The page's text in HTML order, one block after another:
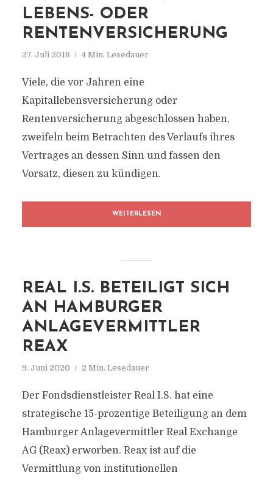
LEBENS- ODER
RENTENVERSICHERUNG
27. Juli 2018 4 Min. Lesedauer
Viele, die vor Jahren eine
Kapitallebensversicherung oder
Rentenversicherung abgeschlossen haben,
zweifeln beim Betrachten des Verlaufs ihres
Vertrages an dessen Sinn und fassen den
Vorsatz, diesen zu kündigen.
WEITERLESEN
REAL I.S. BETEILIGT SICH
AN HAMBURGER
ANLAGEVERMITTLER
REAX
9. Juni 2020 2 Min. Lesedauer
Der Fondsdienstleister Real I.S. hat eine
strategische 15-prozentige Beteiligung an dem
Hamburger Anlagevermittler Real Exchange
AG (Reax) erworben. Reax ist auf die
Vermittlung von institutionellen